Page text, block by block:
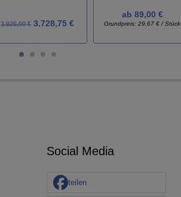
3.925,00 €3.728,75 €
ab 89,00 €
Grundpreis:29,67 € / Stück
Social Media
teilen